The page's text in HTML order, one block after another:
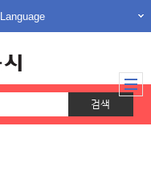
Language